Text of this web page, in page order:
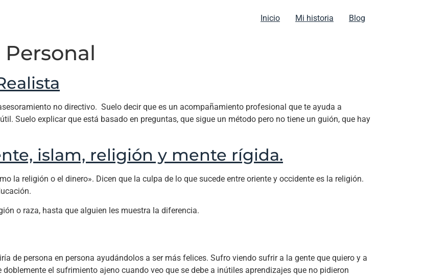
Inicio Mi historia Blog
no directivo. Suelo decir que es un acompañamiento profesional que te ayuda a
Suelo explicar que está basado en preguntas, que sigue un método pero no tiene un guión, que hay
islam, religión y mente rígida.
la religión o el dinero». Dicen que la culpa de lo que sucede entre oriente y occidente es la religión.
o raza, hasta que alguien les muestra la diferencia.
de persona en persona ayudándolos a ser más felices. Sufro viendo sufrir a la gente que quiero y a
el sufrimiento ajeno cuando veo que se debe a inútiles aprendizajes que no pidieron